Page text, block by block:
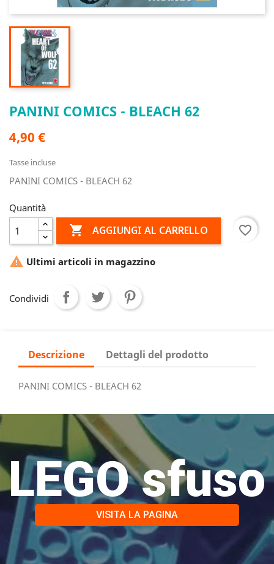
PANINI COMICS - BLEACH 62
4,90 €
Tasse incluse
PANINI COMICS - BLEACH 62
Quantità
 AGGIUNGI AL CARRELLO favorite_border
 Ultimi articoli in magazzino
Condividi
Descrizione Dettagli del prodotto
PANINI COMICS - BLEACH 62
LEGO sfuso
VISITA LA PAGINA